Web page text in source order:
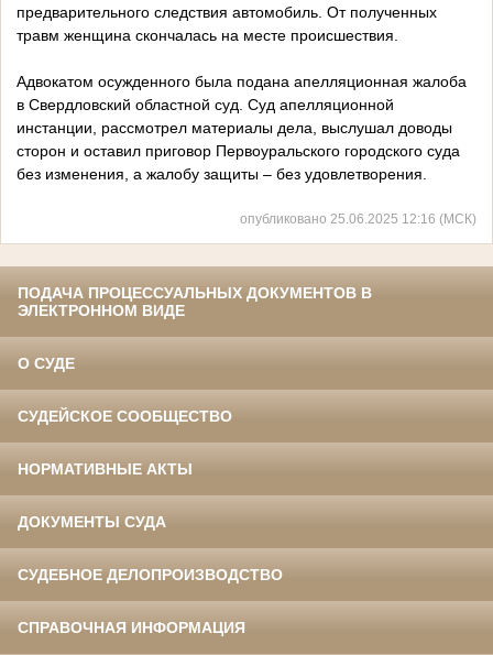
предварительного следствия автомобиль. От полученных
травм женщина скончалась на месте происшествия.
Адвокатом осужденного была подана апелляционная жалоба
в Свердловский областной суд. Суд апелляционной
инстанции, рассмотрел материалы дела, выслушал доводы
сторон и оставил приговор Первоуральского городского суда
без изменения, а жалобу защиты – без удовлетворения.
опубликовано 25.06.2025 12:16 (МСК)
ПОДАЧА ПРОЦЕССУАЛЬНЫХ ДОКУМЕНТОВ В
ЭЛЕКТРОННОМ ВИДЕ
О СУДЕ
СУДЕЙСКОЕ СООБЩЕСТВО
НОРМАТИВНЫЕ АКТЫ
ДОКУМЕНТЫ СУДА
СУДЕБНОЕ ДЕЛОПРОИЗВОДСТВО
СПРАВОЧНАЯ ИНФОРМАЦИЯ